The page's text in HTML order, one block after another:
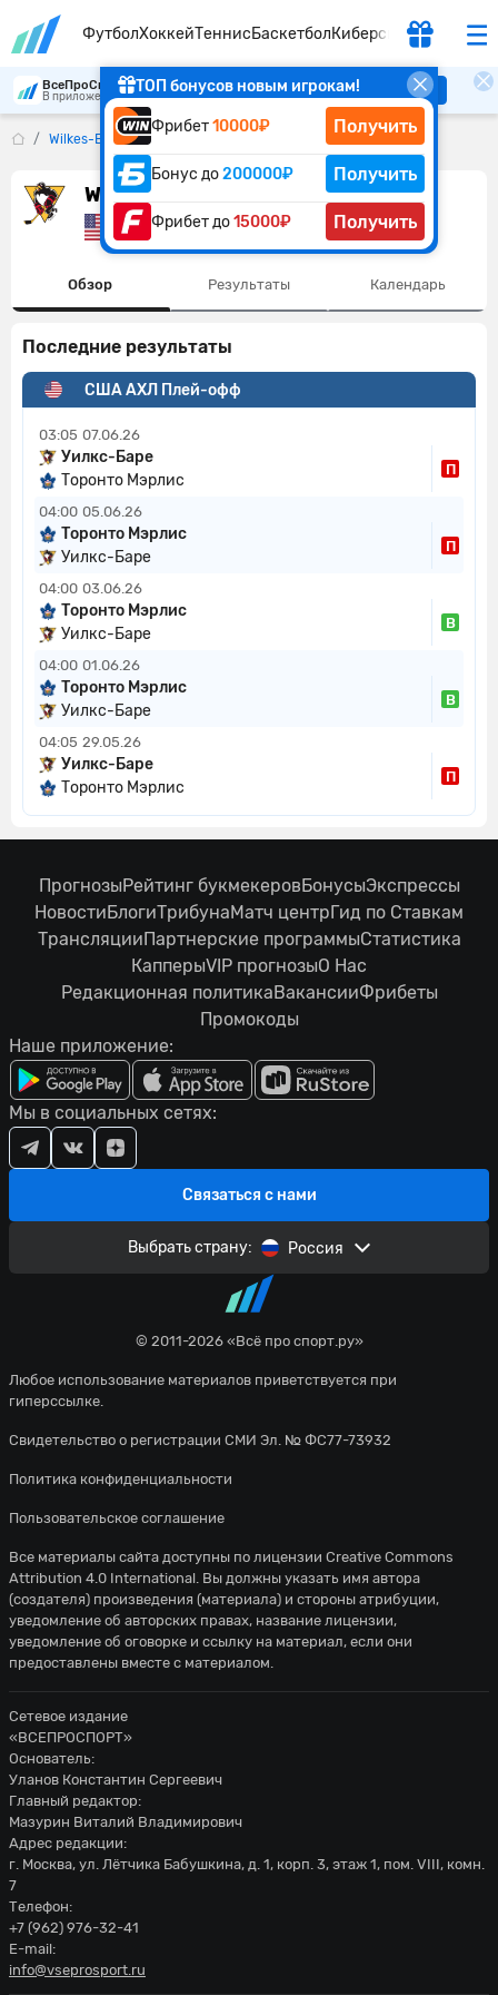
ФутболХоккейТеннисБаскетболКиберспорт
ТОП бонусов новым игрокам!
Фрибет10000₽ Получить
Бонус до200000₽ Получить
Фрибет до15000₽ Получить
ВсеПроСпорт
В приложении удобнее Скачать
Wilkes-Barre/Scranton Penguins
Wilkes-Barre/Scranton Penguins
США
Обзор Результаты Календарь
Последние результаты
США АХЛ Плей-офф
03:05 07.06.26
Уилкс-Баре
Торонто Мэрлис
П
04:00 05.06.26
Торонто Мэрлис
Уилкс-Баре
П
04:00 03.06.26
Торонто Мэрлис
Уилкс-Баре
В
04:00 01.06.26
Торонто Мэрлис
Уилкс-Баре
В
04:05 29.05.26
Уилкс-Баре
Торонто Мэрлис
П
© 2011-2026 «Всё про спорт.ру»
Любое использование материалов приветствуется при
гиперссылке.
Свидетельство о регистрации СМИ Эл. № ФС77-73932
Политика конфиденциальности
Пользовательское соглашение
ПрогнозыРейтинг букмекеровБонусыЭкспрессы
НовостиБлогиТрибунаМатч центрГид по Ставкам
ТрансляцииПартнерские программыСтатистика
КапперыVIP прогнозыО Нас
Редакционная политикаВакансииФрибеты
Промокоды
Наше приложение:
Связаться с нами
Мы в социальных сетях:
Выбрать страну: Россия
Все материалы сайта доступны по лицензии Creative Commons
Attribution 4.0 International. Вы должны указать имя автора
(создателя) произведения (материала) и стороны атрибуции,
уведомление об авторских правах, название лицензии,
уведомление об оговорке и ссылку на материал, если они
предоставлены вместе с материалом.
Сетевое издание
«ВСЕПРОСПОРТ»
Основатель:
Уланов Константин Сергеевич
Главный редактор:
Мазурин Виталий Владимирович
Адрес редакции:
г. Москва, ул. Лётчика Бабушкина, д. 1, корп. 3, этаж 1, пом. VIII, комн.
7
Телефон:
+7 (962) 976-32-41
E-mail:
info@vseprosport.ru